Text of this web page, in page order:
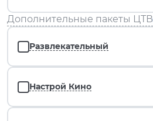
Дополнительные пакеты ЦТВ
Развлекательный
Настрой Кино